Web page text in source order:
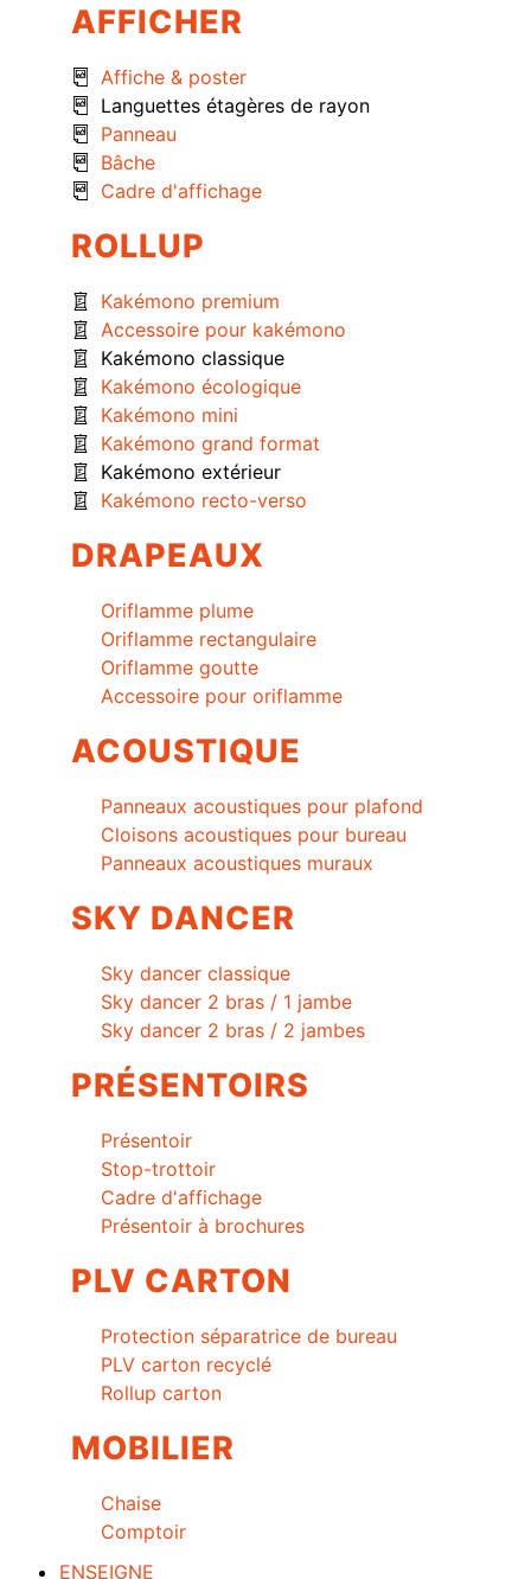
AFFICHER
Affiche & poster
Languettes étagères de rayon
Panneau
Bâche
Cadre d'affichage
ROLLUP
Kakémono premium
Accessoire pour kakémono
Kakémono classique
Kakémono écologique
Kakémono mini
Kakémono grand format
Kakémono extérieur
Kakémono recto-verso
DRAPEAUX
Oriflamme plume
Oriflamme rectangulaire
Oriflamme goutte
Accessoire pour oriflamme
ACOUSTIQUE
Panneaux acoustiques pour plafond
Cloisons acoustiques pour bureau
Panneaux acoustiques muraux
SKY DANCER
Sky dancer classique
Sky dancer 2 bras / 1 jambe
Sky dancer 2 bras / 2 jambes
PRÉSENTOIRS
Présentoir
Stop-trottoir
Cadre d'affichage
Présentoir à brochures
PLV CARTON
Protection séparatrice de bureau
PLV carton recyclé
Rollup carton
MOBILIER
Chaise
Comptoir
ENSEIGNE